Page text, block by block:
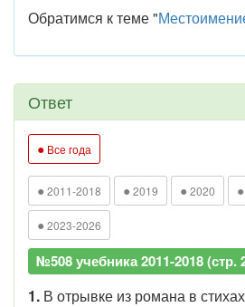
Обратимся к теме "
Ответ
● Все года
● 2011-2018 ● 2019 ● 2020 ●
● 2023-2026
№508 учебника 2011-2018 (стр.
1. В отрывке из романа в